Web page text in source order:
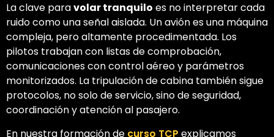
La clave paravolar tranquilo es no interpretar cada
ruido como una señal aislada. Un avión es una máquina
compleja, pero altamente procedimentada. Los
pilotos trabajan con listas de comprobación,
comunicaciones con control aéreo y parámetros
monitorizados. La tripulación de cabina también sigue
protocolos, no solo de servicio, sino de seguridad,
coordinación y atención al pasajero.
En nuestra formación de curso TCP explicamos